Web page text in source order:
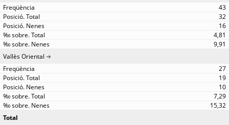
43
32
16
4,81
9,91
Vallès Oriental
27
19
10
7,29
15,32
Total